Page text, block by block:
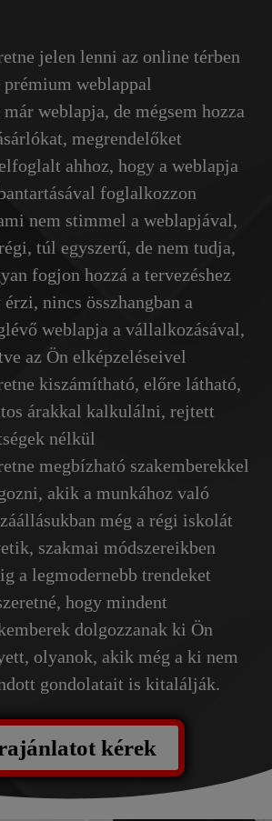
jelen lenni az online térben
prémium weblappal
már weblapja, de mégsem hozza
megrendelőket
ahhoz, hogy a weblapja
foglalkozzon
nem stimmel a weblapjával,
túl egyszerű, de nem tudja,
fogjon hozzá a tervezéshez
érzi, nincs összhangban a
weblapja a vállalkozásával,
az Ön elképzeléseivel
kiszámítható, előre látható,
árakkal kalkulálni, rejtett
nélkül
megbízható szakemberekkel
akik a munkához való
még a régi iskolát
szakmai módszereikben
a legmodernebb trendeket
hogy mindent
dolgozzanak ki Ön
olyanok, akik még a ki nem
gondolatait is kitalálják.
kérek